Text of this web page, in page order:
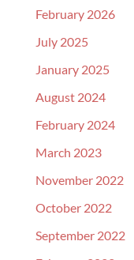
February 2026
July 2025
January 2025
August 2024
February 2024
March 2023
November 2022
October 2022
September 2022